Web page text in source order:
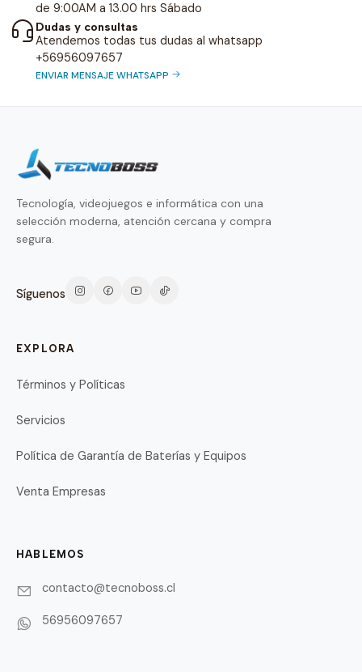
de 9:00AM a 13.00 hrs Sábado
Dudas y consultas
Atendemos todas tus dudas al whatsapp
+56956097657
ENVIAR MENSAJE WHATSAPP
Tecnología, videojuegos e informática con una
selección moderna, atención cercana y compra
segura.
Síguenos
EXPLORA
Términos y Políticas
Servicios
Política de Garantía de Baterías y Equipos
Venta Empresas
HABLEMOS
contacto@tecnoboss.cl
56956097657